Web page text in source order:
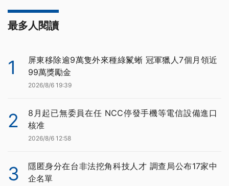
最多人閱讀
1
屏東移除逾9萬隻外來種綠鬣蜥 冠軍獵人7個月領近
99萬獎勵金
2026/8/6 19:39
2
8月起已無委員在任 NCC停發手機等電信設備進口
核准
2026/8/6 12:58
3
隱匿身分在台非法挖角科技人才 調查局公布17家中
企名單